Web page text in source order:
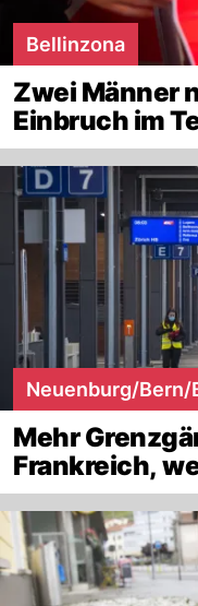
Bellinzona
Zwei Männer
Einbruch im
Neuenburg/Bern/
Mehr
Frankreich,